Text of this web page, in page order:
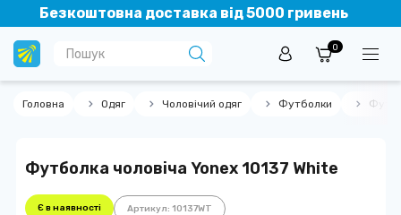
Безкоштовна доставка від 5000 гривень
0
Головна Одяг Чоловічий одяг Футболки
Футболка чоловіча Yonex 10137 White
Є в наявності Артикул: 10137WT